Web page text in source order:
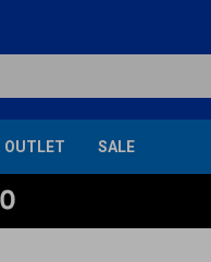
OUTLET SALE